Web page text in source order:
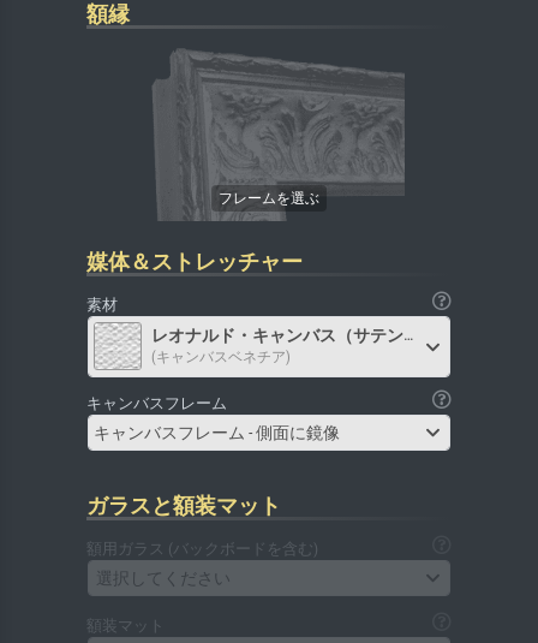
額縁
媒体＆ストレッチャー
素材
レオナルド・キャンバス（サテン）
(キャンバスベネチア)
キャンバスフレーム
キャンバスフレーム - 側面に鏡像
ガラスと額装マット
額用ガラス (バックボードを含む)
選択してください
額装マット